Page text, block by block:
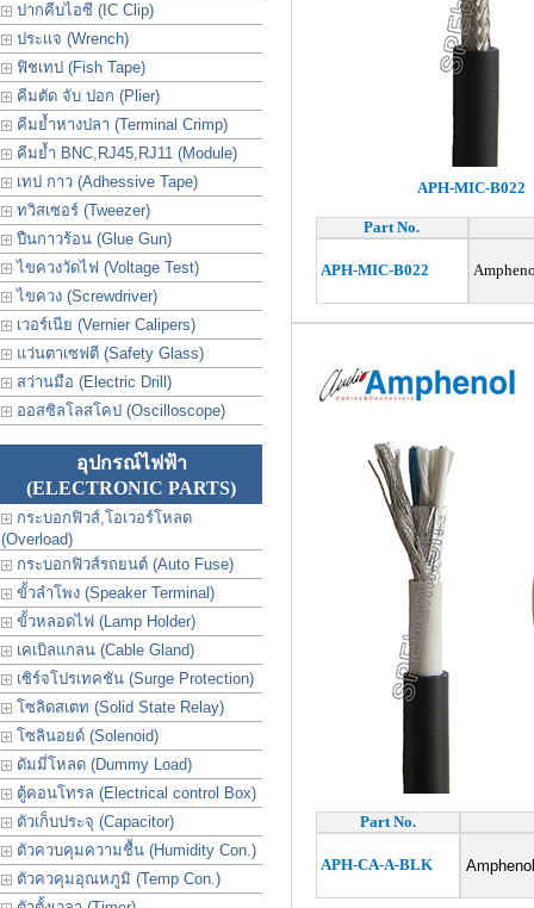
ปากคีบไอซี (IC Clip)
ประเเจ (Wrench)
ฟิชเทป (Fish Tape)
คีมตัด จับ ปอก (Plier)
คีมย้ำหางปลา (Terminal Crimp)
คีมย้ำ BNC,RJ45,RJ11 (Module)
เทป กาว (Adhessive Tape)
ทวิสเซอร์ (Tweezer)
ปืนกาวร้อน (Glue Gun)
ไขควงวัดไฟ (Voltage Test)
ไขควง (Screwdriver)
เวอร์เนีย (Vernier Calipers)
แว่นตาเซฟตี (Safety Glass)
สว่านมือ (Electric Drill)
ออสซิลโลสโคป (Oscilloscope)
อุปกรณ์ไฟฟ้า
(ELECTRONIC PARTS)
กระบอกฟิวส์,โอเวอร์โหลด
(Overload)
กระบอกฟิวส์รถยนต์ (Auto Fuse)
ขั้วลำโพง (Speaker Terminal)
ขั้วหลอดไฟ (Lamp Holder)
เคเบิลแกลน (Cable Gland)
เซิร์จโปรเทคชัน (Surge Protection)
โซลิดสเตท (Solid State Relay)
โซลินอยด์ (Solenoid)
ดัมมี่โหลด (Dummy Load)
ตู้คอนโทรล (Electrical control Box)
ตัวเก็บประจุ (Capacitor)
ตัวควบคุมความชื้น (Humidity Con.)
ตัวควคุมอุณหภูมิ (Temp Con.)
APH-MIC-B022
Part No.
APH-MIC-B022
Part No.
APH-CA-A-BLK